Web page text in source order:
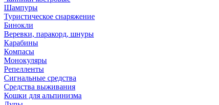
Шампуры
Туристическое снаряжение
Бинокли
Веревки, паракорд, шнуры
Карабины
Компасы
Монокуляры
Репелленты
Сигнальные средства
Средства выживания
Кошки для альпинизма